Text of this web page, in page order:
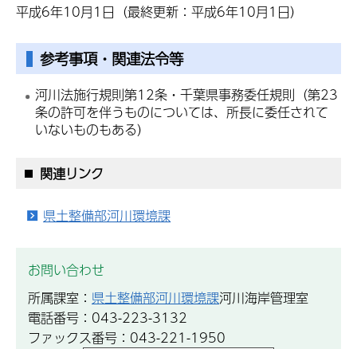
平成6年10月1日（最終更新：平成6年10月1日）
参考事項・関連法令等
河川法施行規則第12条・千葉県事務委任規則（第23
条の許可を伴うものについては、所長に委任されて
いないものもある）
関連リンク
県土整備部河川環境課
お問い合わせ
所属課室： 県土整備部河川環境課河川海岸管理室
電話番号：043-223-3132
ファックス番号：043-221-1950